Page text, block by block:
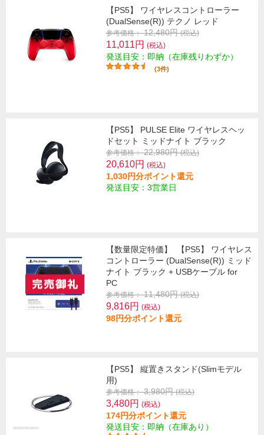
【PS5】 ワイヤレスコントローラー
(DualSense(R)) テクノ レッド
参考価格： 12,480円(税込)
11,011円 (税込)
発送目安：即納（在庫残りわずか）
(3件)
【PS5】 PULSE Elite ワイヤレスヘッ
ドセット ミッドナイト ブラック
参考価格： 22,980円(税込)
20,610円 (税込)
1,030円分ポイント還元
発送目安：3営業日
【数量限定特価】
【PS5】 ワイヤレス
コントローラー (DualSense(R)) ミッド
ナイト ブラック + USBケーブル for
PC
参考価格： 11,480円(税込)
9,816円 (税込)
98円分ポイント還元
【PS5】 縦置きスタンド(Slimモデル
用)
参考価格： 3,980円(税込)
3,480円 (税込)
174円分ポイント還元
発送目安：即納（在庫あり）